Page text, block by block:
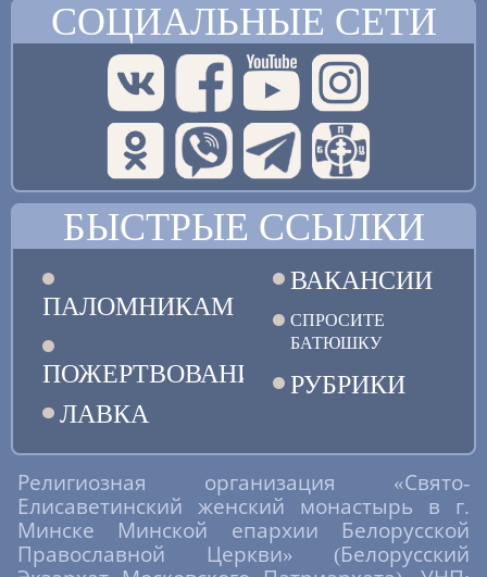
СОЦИАЛЬНЫЕ СЕТИ
БЫСТРЫЕ ССЫЛКИ
ПАЛОМНИКАМ
ПОЖЕРТВОВАНИЯ
ЛАВКА
ВАКАНСИИ
СПРОСИТЕ
БАТЮШКУ
РУБРИКИ
Религиозная организация «Свято-
Елисаветинский женский монастырь в г.
Минске Минской епархии Белорусской
Православной Церкви» (Белорусский